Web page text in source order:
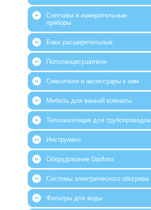
Счетчики и измерительные
приборы
Баки расширительные
Полотенцесушители
Смесители и аксессуары к ним
Мебель для ванной комнаты
Теплоизоляция для трубопроводов
Инструмент
Оборудование Danfoss
Системы электрического обогрева
Фильтры для воды